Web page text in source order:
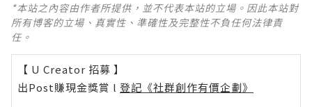
*本站之內容由作者所提供，並不代表本站的立場。因此本站對
所有博客的立場、真實性、準確性及完整性不負任何法律責
任。
【 U Creator 招募 】
出Post賺現金獎賞 l 登記《社群創作有價企劃》